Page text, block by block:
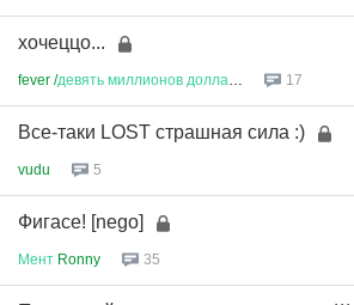
хочеццо...
fever /девять миллионов доллар 17
Все-таки LOST страшная сила :)
vudu 5
Фигасе! [nego]
Мент Ronny 35